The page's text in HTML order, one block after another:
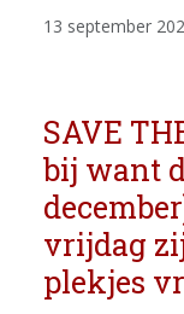
13 september
SAVE
bij want
vrijdag
plekjes